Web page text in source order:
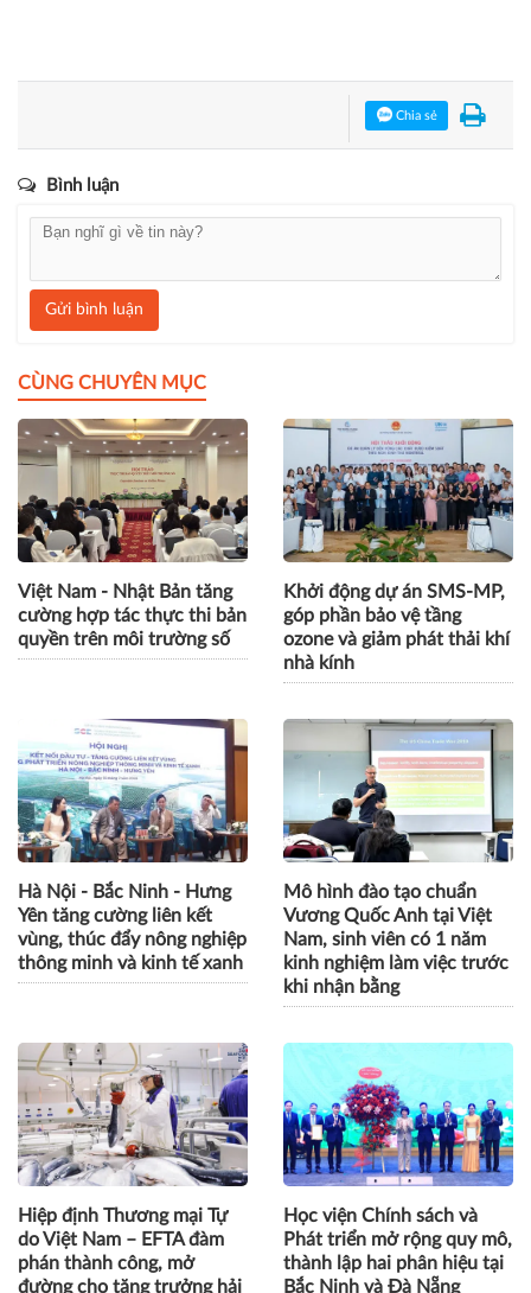
Chia sẻ
Bình luận
Gửi bình luận
CÙNG CHUYÊN MỤC
Việt Nam - Nhật Bản tăng
cường hợp tác thực thi bản
quyền trên môi trường số
Khởi động dự án SMS-MP,
góp phần bảo vệ tầng
ozone và giảm phát thải khí
nhà kính
Hà Nội - Bắc Ninh - Hưng
Yên tăng cường liên kết
vùng, thúc đẩy nông nghiệp
thông minh và kinh tế xanh
Mô hình đào tạo chuẩn
Vương Quốc Anh tại Việt
Nam, sinh viên có 1 năm
kinh nghiệm làm việc trước
khi nhận bằng
Hiệp định Thương mại Tự
do Việt Nam – EFTA đàm
phán thành công, mở
đường cho tăng trưởng hải
Học viện Chính sách và
Phát triển mở rộng quy mô,
thành lập hai phân hiệu tại
Bắc Ninh và Đà Nẵng